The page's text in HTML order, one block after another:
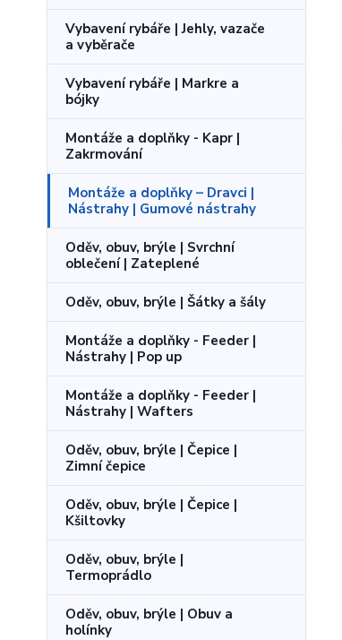
Vybavení rybáře | Jehly, vazače
a vyběrače
Vybavení rybáře | Markre a
bójky
Montáže a doplňky - Kapr |
Zakrmování
Montáže a doplňky – Dravci |
Nástrahy | Gumové nástrahy
Oděv, obuv, brýle | Svrchní
oblečení | Zateplené
Oděv, obuv, brýle | Šátky a šály
Montáže a doplňky - Feeder |
Nástrahy | Pop up
Montáže a doplňky - Feeder |
Nástrahy | Wafters
Oděv, obuv, brýle | Čepice |
Zimní čepice
Oděv, obuv, brýle | Čepice |
Kšiltovky
Oděv, obuv, brýle |
Termoprádlo
Oděv, obuv, brýle | Obuv a
holínky